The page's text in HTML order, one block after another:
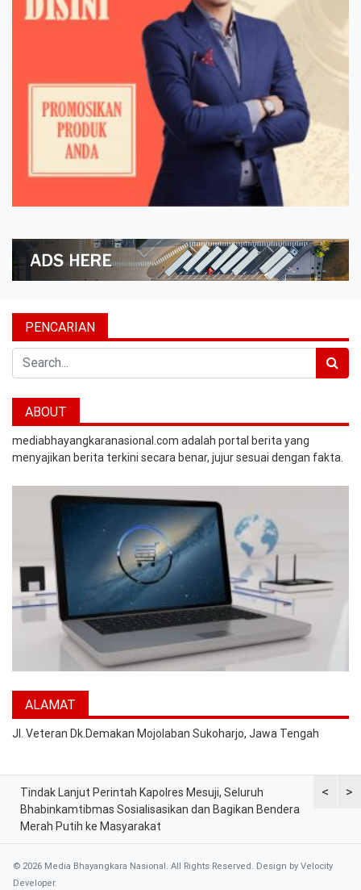
PENCARIAN
Search
ABOUT
mediabhayangkaranasional.com adalah portal berita yang
menyajikan berita terkini secara benar, jujur sesuai dengan fakta.
ALAMAT
Jl. Veteran Dk.Demakan Mojolaban Sukoharjo, Jawa Tengah
<
Tindak Lanjut Perintah Kapolres Mesuji, Seluruh
Bhabinkamtibmas Sosialisasikan dan Bagikan Bendera
Merah Putih ke Masyarakat
Sat
>
© 2026 Media Bhayangkara Nasional. All Rights Reserved. Design by Velocity
Developer.